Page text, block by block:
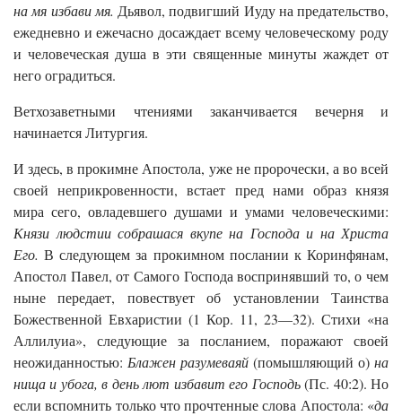
на мя избави мя. Дьявол, подвигший Иуду на предательство,
ежедневно и ежечасно досаждает всему человеческому роду
и человеческая душа в эти священные минуты жаждет от
него оградиться.
Ветхозаветными чтениями заканчивается вечерня и
начинается Литургия.
И здесь, в прокимне Апостола, уже не пророчески, а во всей
своей неприкровенности, встает пред нами образ князя
мира сего, овладевшего душами и умами человеческими:
Князи людстии собрашася вкупе на Господа и на Христа
Его. В следующем за прокимном послании к Коринфянам,
Апостол Павел, от Самого Господа воспринявший то, о чем
ныне передает, повествует об установлении Таинства
Божественной Евхаристии (1 Кор. 11, 23—32). Стихи «на
Аллилуиа», следующие за посланием, поражают своей
неожиданностью: Блажен разумеваяй (помышляющий о) на
нища и убога, в день лют избавит его Господь(Пс. 40:2). Но
если вспомнить только что прочтенные слова Апостола: «да